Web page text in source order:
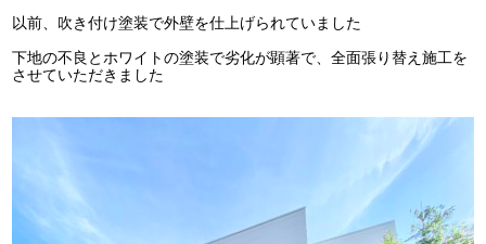
以前、吹き付け塗装で外壁を仕上げられていました
下地の不良とホワイトの塗装で劣化が顕著で、全面張り替え施工を
させていただきました